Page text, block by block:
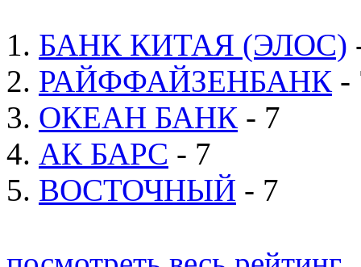
1. БАНК КИТАЯ (ЭЛОС)
2. РАЙФФАЙЗЕНБАНК -
3. ОКЕАН БАНК - 7
4. АК БАРС - 7
5. ВОСТОЧНЫЙ - 7